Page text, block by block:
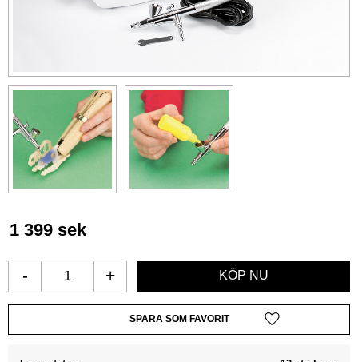
1 399 sek
+
-
Lägg till i favoriter